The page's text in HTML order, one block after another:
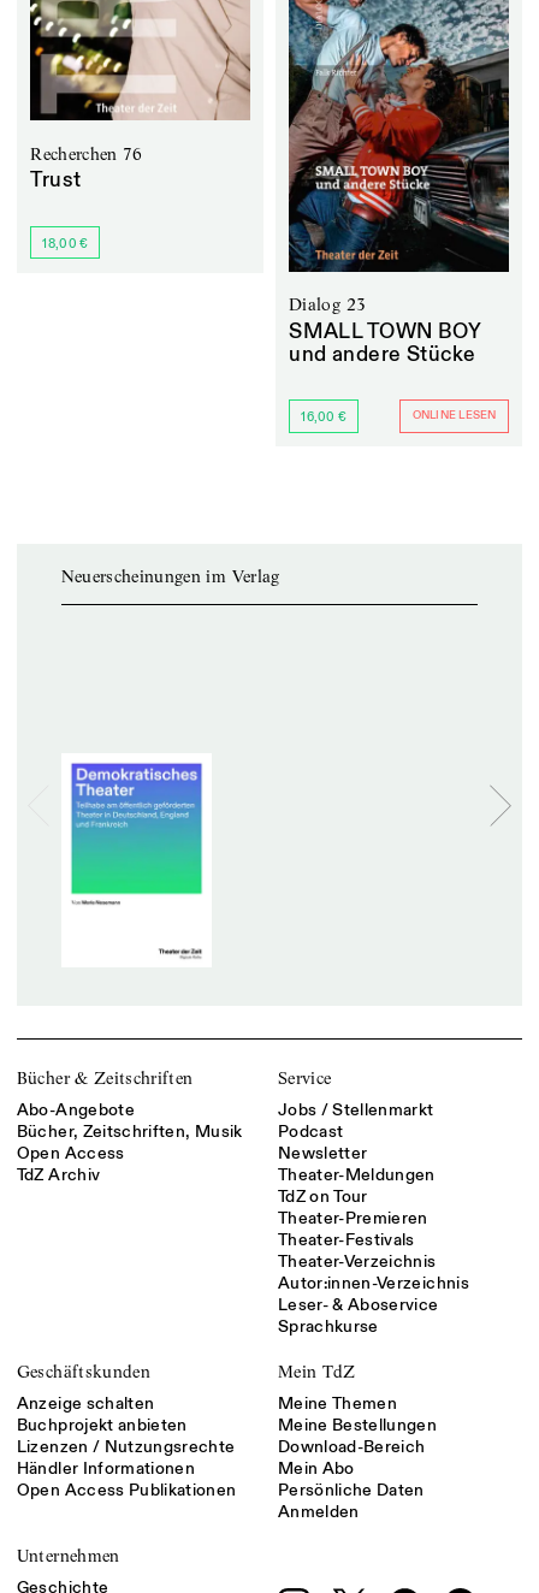
Recherchen 76
Trust
18,00 €
Dialog 23
SMALL TOWN BOY
und andere Stücke
16,00 € ONLINE LESEN
Neuerscheinungen im Verlag
Bücher & Zeitschriften
Abo-Angebote
Bücher, Zeitschriften, Musik
Open Access
TdZ Archiv
Service
Jobs / Stellenmarkt
Podcast
Newsletter
Theater-Meldungen
TdZ on Tour
Theater-Premieren
Theater-Festivals
Theater-Verzeichnis
Autor:innen-Verzeichnis
Leser- & Aboservice
Sprachkurse
Geschäftskunden
Anzeige schalten
Buchprojekt anbieten
Lizenzen / Nutzungsrechte
Händler Informationen
Open Access Publikationen
Mein TdZ
Meine Themen
Meine Bestellungen
Download-Bereich
Mein Abo
Persönliche Daten
Anmelden
Unternehmen
Geschichte